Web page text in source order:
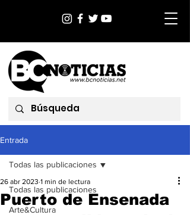
Entrada
Todas las publicaciones
Arte&Cultura
Todas las publicaciones
Puerto de Ensenada
26 abr 2023 1 min de lectura